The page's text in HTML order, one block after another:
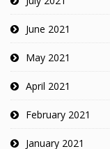
June 2021
May 2021
April 2021
February 2021
January 2021